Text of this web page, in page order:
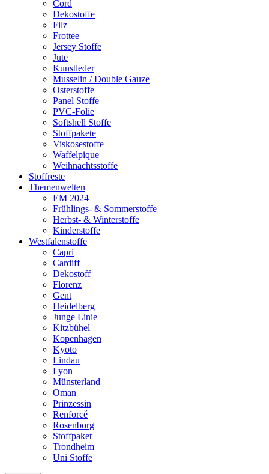
Cord
Dekostoffe
Filz
Frottee
Jersey Stoffe
Jute
Kunstleder
Musselin / Double Gauze
Osterstoffe
Panel Stoffe
PVC-Folie
Softshell Stoffe
Stoffpakete
Viskosestoffe
Waffelpique
Weihnachtsstoffe
Stoffreste
Themenwelten
EM 2024
Frühlings- & Sommerstoffe
Herbst- & Winterstoffe
Kinderstoffe
Westfalenstoffe
Capri
Cardiff
Dekostoff
Florenz
Gent
Heidelberg
Junge Linie
Kitzbühel
Kopenhagen
Kyoto
Lindau
Lyon
Münsterland
Oman
Prinzessin
Renforcé
Rosenborg
Stoffpaket
Trondheim
Uni Stoffe